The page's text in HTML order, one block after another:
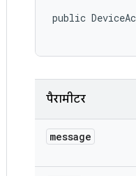
public
पैरामीटर
message